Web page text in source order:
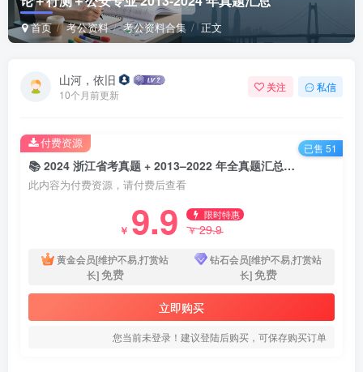
首页 考公资料 考公资料合集 正文
山河，依旧
10个月前更新
关注 私信
📚 2024 浙江省考真题 + 2013–2022 年全真题汇总 · 行测×申论×公安专业2024 及历年浙江省考真题全收录：申论＋行测＋公安专业 2013-2024 年真题汇总
此内容为付费资源，请付费后查看
￥ 9.9 限时特惠
￥29.9
黄金会员[维护不易,打赏站
长] 免费
钻石会员[维护不易,打赏站
长] 免费
立即购买
您当前未登录！建议登陆后购买，可保存购买订单
付费资源 已售 51